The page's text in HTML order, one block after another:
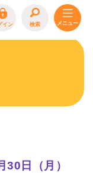
イン 検索
日（月）